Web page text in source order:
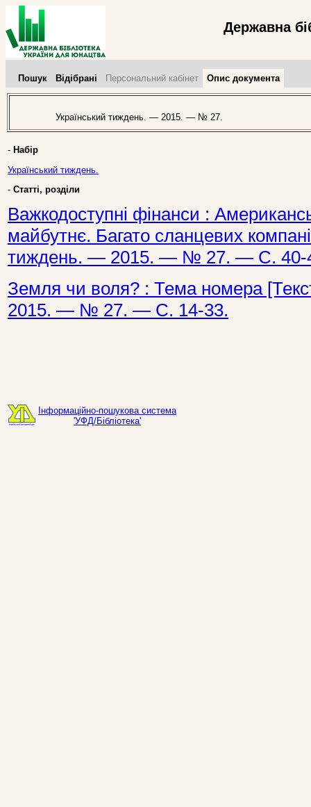
Державна
Пошук Відібрані Персональний кабінет Опис документа
Український тиждень. — 2015. — № 27.
- Набір
Український тиждень.
- Статті, розділи
Важкодоступні фінанси :
майбутнє. Багато сланцевих
тиждень. — 2015. — № 27. — С. 40-
Земля чи воля? : Тема номера
2015. — № 27. — С. 14-33.
Інформаційно-пошукова система
'УФД/Бібліотека'